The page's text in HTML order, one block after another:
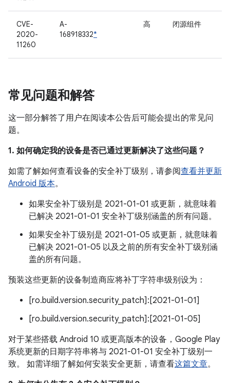
CVE-
2020-
11260
A-
168918332*
高 闭源组件
常见问题和解答
这一部分解答了用户在阅读本公告后可能会提出的常见问
题。
1. 如何确定我的设备是否已通过更新解决了这些问题？
如需了解如何查看设备的安全补丁级别，请参阅查看并更新
Android 版本。
如果安全补丁级别是 2021-01-01 或更新，就意味着
已解决 2021-01-01 安全补丁级别涵盖的所有问题。
如果安全补丁级别是 2021-01-05 或更新，就意味着
已解决 2021-01-05 以及之前的所有安全补丁级别涵
盖的所有问题。
预装这些更新的设备制造商应将补丁字符串级别设为：
[ro.build.version.security_patch]:[2021-01-01]
[ro.build.version.security_patch]:[2021-01-05]
对于某些搭载 Android 10 或更高版本的设备，Google Play
系统更新的日期字符串将与 2021-01-01 安全补丁级别一
致。 如需详细了解如何安装安全更新，请查看这篇文章。